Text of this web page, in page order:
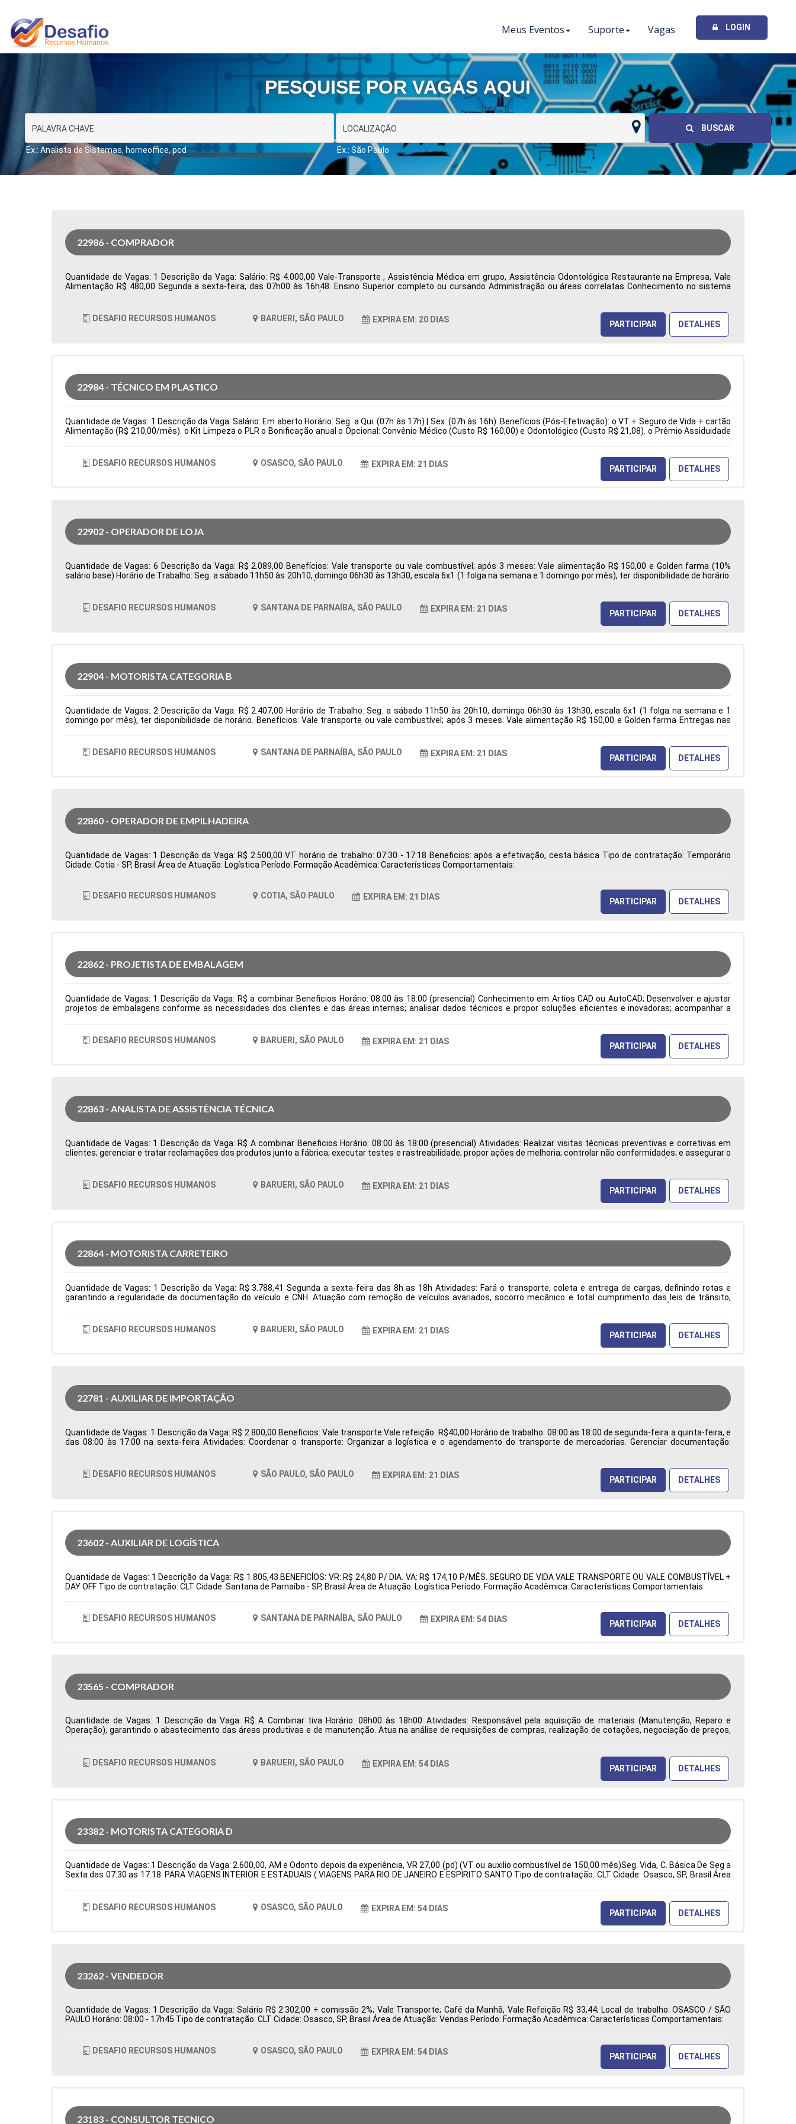
Meus Eventos Suporte Vagas LOGIN
PESQUISE POR VAGAS AQUI
Ex.: Analista de Sistemas, homeoffice, pcd Ex.: São Paulo
BUSCAR
22986 - COMPRADOR
Quantidade de Vagas: 1 Descrição da Vaga: Salário: R$ 4.000,00 Vale-Transporte , Assistência Médica em grupo, Assistência Odontológica Restaurante na Empresa, Vale
Alimentação R$ 480,00 Segunda a sexta-feira, das 07h00 às 16h48. Ensino Superior completo ou cursando Administração ou áreas correlatas Conhecimento no sistema
DESAFIO RECURSOS HUMANOS BARUERI, SÃO PAULO EXPIRA EM: 20 DIAS PARTICIPAR DETALHES
22984 - TÉCNICO EM PLASTICO
Quantidade de Vagas: 1 Descrição da Vaga: Salário: Em aberto Horário: Seg. a Qui. (07h às 17h) | Sex. (07h às 16h). Benefícios (Pós-Efetivação): o VT + Seguro de Vida + cartão
Alimentação (R$ 210,00/mês). o Kit Limpeza o PLR o Bonificação anual o Opcional: Convênio Médico (Custo R$ 160,00) e Odontológico (Custo R$ 21,08). o Prêmio Assiduidade
de contratação: Temporário Cidade: Osasco, SP, Brasil Área de Atuação: Produção Período: Formação Acadêmica: Características Comportamentais:
DESAFIO RECURSOS HUMANOS OSASCO, SÃO PAULO EXPIRA EM: 21 DIAS PARTICIPAR DETALHES
22902 - OPERADOR DE LOJA
Quantidade de Vagas: 6 Descrição da Vaga: R$ 2.089,00 Benefícios: Vale transporte ou vale combustível; após 3 meses: Vale alimentação R$ 150,00 e Golden farma (10%
salário base) Horário de Trabalho: Seg. a sábado 11h50 às 20h10, domingo 06h30 às 13h30, escala 6x1 (1 folga na semana e 1 domingo por mês), ter disponibilidade de horário.
DESAFIO RECURSOS HUMANOS SANTANA DE PARNAÍBA, SÃO PAULO EXPIRA EM: 21 DIAS PARTICIPAR DETALHES
22904 - MOTORISTA CATEGORIA B
Quantidade de Vagas: 2 Descrição da Vaga: R$ 2.407,00 Horário de Trabalho: Seg. a sábado 11h50 às 20h10, domingo 06h30 às 13h30, escala 6x1 (1 folga na semana e 1
domingo por mês), ter disponibilidade de horário. Benefícios: Vale transporte ou vale combustível; após 3 meses: Vale alimentação R$ 150,00 e Golden farma Entregas nas
DESAFIO RECURSOS HUMANOS SANTANA DE PARNAÍBA, SÃO PAULO EXPIRA EM: 21 DIAS PARTICIPAR DETALHES
22860 - OPERADOR DE EMPILHADEIRA
Quantidade de Vagas: 1 Descrição da Vaga: R$ 2.500,00 VT horário de trabalho: 07:30 - 17:18 Beneficios: após a efetivação, cesta básica Tipo de contratação: Temporário
Cidade: Cotia - SP, Brasil Área de Atuação: Logística Período: Formação Acadêmica: Características Comportamentais:
DESAFIO RECURSOS HUMANOS COTIA, SÃO PAULO EXPIRA EM: 21 DIAS PARTICIPAR DETALHES
22862 - PROJETISTA DE EMBALAGEM
Quantidade de Vagas: 1 Descrição da Vaga: R$ a combinar Beneficios Horário: 08:00 às 18:00 (presencial) Conhecimento em Artios CAD ou AutoCAD; Desenvolver e ajustar
projetos de embalagens conforme as necessidades dos clientes e das áreas internas; analisar dados técnicos e propor soluções eficientes e inovadoras; acompanhar a
facas para embalagens, definindo áreas de reserva de verniz e locais para aplicação de cola, em conformidade com as especificações dos clientes, solicitações da gestão da
área e necessidades dos processos produtivos. Tipo de contratação: CLT Cidade: Barueri, SP, Brasil Área de Atuação: Produção Período: Formação Acadêmica: Características
DESAFIO RECURSOS HUMANOS BARUERI, SÃO PAULO EXPIRA EM: 21 DIAS PARTICIPAR DETALHES
22863 - ANALISTA DE ASSISTÊNCIA TÉCNICA
Quantidade de Vagas: 1 Descrição da Vaga: R$ A combinar Beneficios Horário: 08:00 às 18:00 (presencial) Atividades: Realizar visitas técnicas preventivas e corretivas em
clientes; gerenciar e tratar reclamações dos produtos junto a fábrica; executar testes e rastreabilidade; propor ações de melhoria; controlar não conformidades; e assegurar o
DESAFIO RECURSOS HUMANOS
BARUERI, SÃO PAULO EXPIRA EM: 21 DIAS PARTICIPAR DETALHES
22864 - MOTORISTA CARRETEIRO
Quantidade de Vagas: 1 Descrição da Vaga: R$ 3.788,41 Segunda a sexta-feira das 8h as 18h Atividades: Fará o transporte, coleta e entrega de cargas, definindo rotas e
garantindo a regularidade da documentação do veículo e CNH. Atuação com remoção de veículos avariados, socorro mecânico e total cumprimento das leis de trânsito,
DESAFIO RECURSOS HUMANOS
BARUERI, SÃO PAULO EXPIRA EM: 21 DIAS PARTICIPAR DETALHES
22781 - AUXILIAR DE IMPORTAÇÃO
Quantidade de Vagas: 1 Descrição da Vaga: R$ 2.800,00 Beneficios: Vale transporte.Vale refeição: R$40,00 Horário de trabalho: 08:00 as 18:00 de segunda-feira a quinta-feira, e
das 08:00 às 17:00 na sexta-feira Atividades: Coordenar o transporte: Organizar a logística e o agendamento do transporte de mercadorias. Gerenciar documentação:
logísticos, como erros em agendamentos ou documentos Tipo de contratação: CLT Cidade: São Paulo, SP, Brasil Área de Atuação: Administração de Empresas Período:
Formação Acadêmica: Características Comportamentais:
DESAFIO RECURSOS HUMANOS SÃO PAULO, SÃO PAULO EXPIRA EM: 21 DIAS PARTICIPAR DETALHES
23602 - AUXILIAR DE LOGÍSTICA
Quantidade de Vagas: 1 Descrição da Vaga: R$ 1.805,43 BENEFICÍOS: VR: R$ 24,80 P/ DIA. VA: R$ 174,10 P/MÊS. SEGURO DE VIDA VALE TRANSPORTE OU VALE COMBUSTÍVEL +
DAY OFF Tipo de contratação: CLT Cidade: Santana de Parnaíba - SP, Brasil Área de Atuação: Logística Período: Formação Acadêmica: Características Comportamentais:
DESAFIO RECURSOS HUMANOS SANTANA DE PARNAÍBA, SÃO PAULO EXPIRA EM: 54 DIAS PARTICIPAR DETALHES
23565 - COMPRADOR
Quantidade de Vagas: 1 Descrição da Vaga: R$ A Combinar tiva Horário: 08h00 às 18h00 Atividades: Responsável pela aquisição de materiais (Manutenção, Reparo e
Operação), garantindo o abastecimento das áreas produtivas e de manutenção. Atua na análise de requisições de compras, realização de cotações, negociação de preços,
oportunidades de otimização de custos e elabora indicadores de desempenho da área de Suprimentos para apoiar a gestão na tomada de decisões Tipo de contratação: CLT
Cidade: Barueri, SP, Brasil Área de Atuação: Compras Período: Formação Acadêmica: Características Comportamentais:
DESAFIO RECURSOS HUMANOS BARUERI, SÃO PAULO EXPIRA EM: 54 DIAS PARTICIPAR DETALHES
23382 - MOTORISTA CATEGORIA D
Quantidade de Vagas: 1 Descrição da Vaga: 2.600,00, AM e Odonto depois da experiência, VR 27,00 (pd) (VT ou auxilio combustível de 150,00 mês)Seg. Vida, C. Básica De Seg a
Sexta das 07:30 as 17:18. PARA VIAGENS INTERIOR E ESTADUAIS ( VIAGENS PARA RIO DE JANEIRO E ESPIRITO SANTO Tipo de contratação: CLT Cidade: Osasco, SP, Brasil Área
DESAFIO RECURSOS HUMANOS OSASCO, SÃO PAULO EXPIRA EM: 54 DIAS PARTICIPAR DETALHES
23262 - VENDEDOR
Quantidade de Vagas: 1 Descrição da Vaga: Salário R$ 2.302,00 + comissão 2%; Vale Transporte; Café da Manhã, Vale Refeição R$ 33,44; Local de trabalho: OSASCO / SÃO
PAULO Horário: 08:00 - 17h45 Tipo de contratação: CLT Cidade: Osasco, SP, Brasil Área de Atuação: Vendas Período: Formação Acadêmica: Características Comportamentais:
DESAFIO RECURSOS HUMANOS OSASCO, SÃO PAULO EXPIRA EM: 54 DIAS PARTICIPAR DETALHES
23183 - CONSULTOR TECNICO